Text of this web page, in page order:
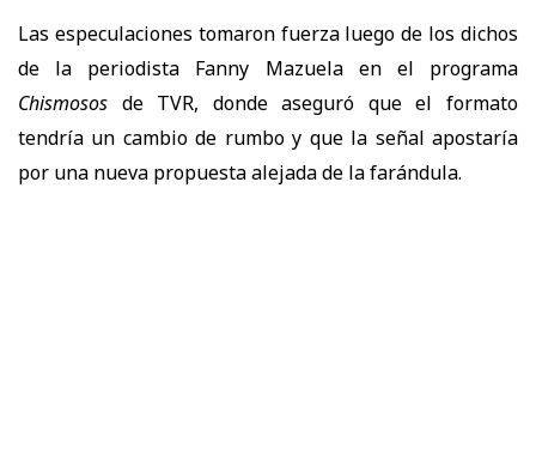
Las especulaciones tomaron fuerza luego de los dichos
de la periodista Fanny Mazuela en el programa
Chismosos de TVR, donde aseguró que el formato
tendría un cambio de rumbo y que la señal apostaría
por una nueva propuesta alejada de la farándula.